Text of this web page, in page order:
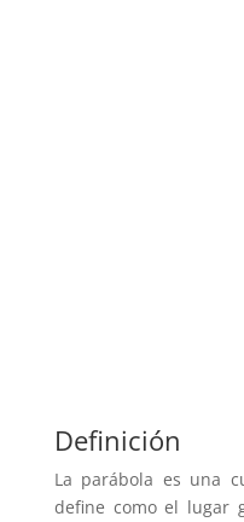
Definición
La parábola es una
define como el lugar